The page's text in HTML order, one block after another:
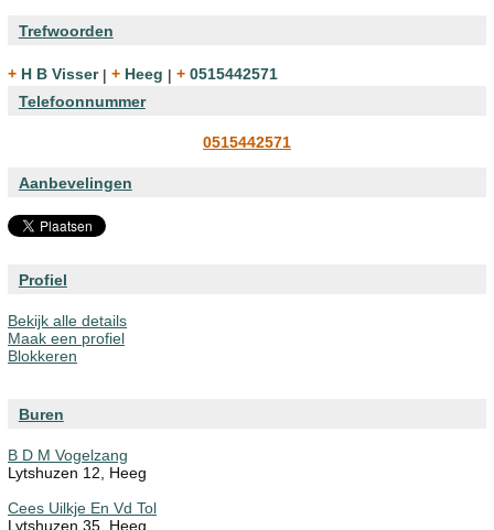
Trefwoorden
+ H B Visser| + Heeg |
+ 0515442571
Telefoonnummer
0515442571
Aanbevelingen
Profiel
Bekijk alle details
Maak een profiel
Blokkeren
Buren
B D M Vogelzang
Lytshuzen 12, Heeg
Cees Uilkje En Vd Tol
Lytshuzen 35, Heeg